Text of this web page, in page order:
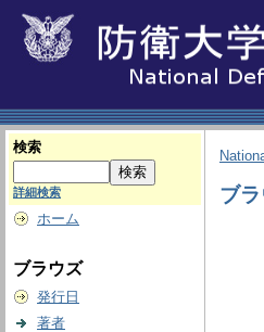
検索
詳細検索
ホーム
ブラウズ
発行日
著者
ブ